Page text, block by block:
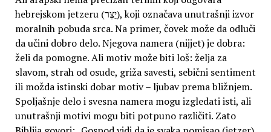
hebrejskom jetzeru (יֵצֶר), koji označava unutrašnji izvor
moralnih pobuda srca. Na primer, čovek može da odluči
da učini dobro delo. Njegova namera (nijjet) je dobra:
želi da pomogne. Ali motiv može biti loš: želja za
slavom, strah od osude, griža savesti, sebični sentiment
ili možda istinski dobar motiv – ljubav prema bližnjem.
Spoljašnje delo i svesna namera mogu izgledati isti, ali
unutrašnji motivi mogu biti potpuno različiti. Zato